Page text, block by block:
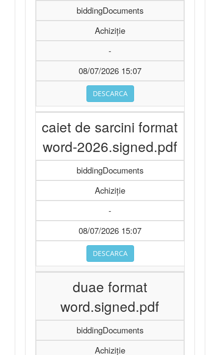
biddingDocuments
Achiziție
-
08/07/2026 15:07
DESCARCA
caiet de sarcini format
word-2026.signed.pdf
biddingDocuments
Achiziție
-
08/07/2026 15:07
DESCARCA
duae format
word.signed.pdf
biddingDocuments
Achiziție